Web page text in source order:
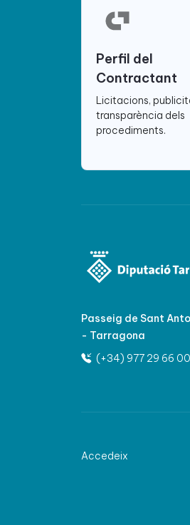
Perfil del
Contractant
Licitacions,
transparència dels
procediments.
Passeig de Sant
- Tarragona
(+34) 977 29 66 00
Accedeix